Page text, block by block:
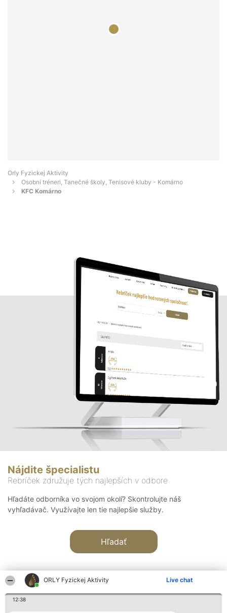
ORLY Fyzickej Aktivity Live chat
12:38
Orly Fyzickej Aktivity
Osobní tréneri, Tanečné školy, Tenisové kluby - Komárno
KFC Komárno
Nájdite špecialistu
Rebríček združuje tých najlepších v odbore
Hľadáte odborníka vo svojom okolí? Skontrolujte náš
vyhľadávač. Využívajte len tie najlepšie služby.
Hľadať